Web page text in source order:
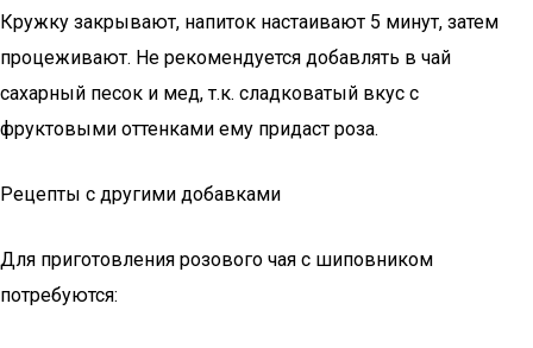
Кружку закрывают, напиток настаивают 5 минут, затем
процеживают. Не рекомендуется добавлять в чай
сахарный песок и мед, т.к. сладковатый вкус с
фруктовыми оттенками ему придаст роза.
Рецепты с другими добавками
Для приготовления розового чая с шиповником
потребуются: